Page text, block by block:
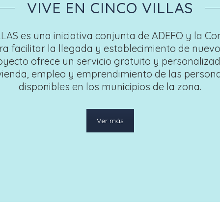
VIVE EN CINCO VILLAS
es una iniciativa conjunta de ADEFO y la
facilitar la llegada y establecimiento de
ofrece un servicio gratuito y
empleo y emprendimiento de las
disponibles en los municipios de la zona.
Ver más